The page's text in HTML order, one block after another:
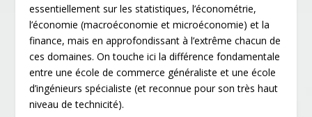
essentiellement sur les statistiques, l’économétrie,
l’économie (macroéconomie et microéconomie) et la
finance, mais en approfondissant à l’extrême chacun de
ces domaines. On touche ici la différence fondamentale
entre une école de commerce généraliste et une école
d’ingénieurs spécialiste (et reconnue pour son très haut
niveau de technicité).